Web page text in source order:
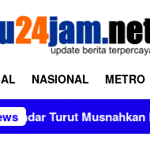
NASIONAL METRO
Barang Bukti